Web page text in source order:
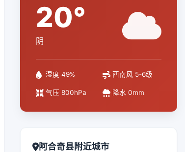
20°
阴
湿度 49% 西南风 5-6级
气压 800hPa 降水 0mm
阿合奇县附近城市